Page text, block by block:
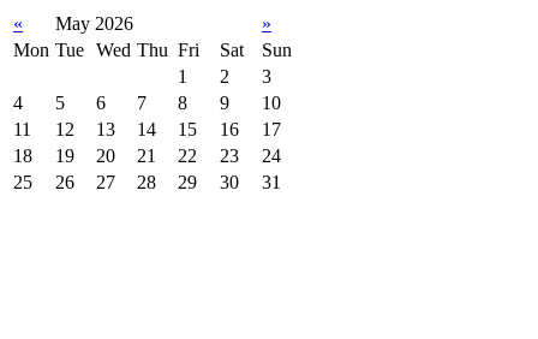
« May 2026
»
Mon Tue Wed Thu Fri Sat
Sun
1
2
3
4
5 6 7 8 9
10
11
12 13 14 15 16
17
18
19 20 21 22 23
24
25
26 27 28 29 30 31